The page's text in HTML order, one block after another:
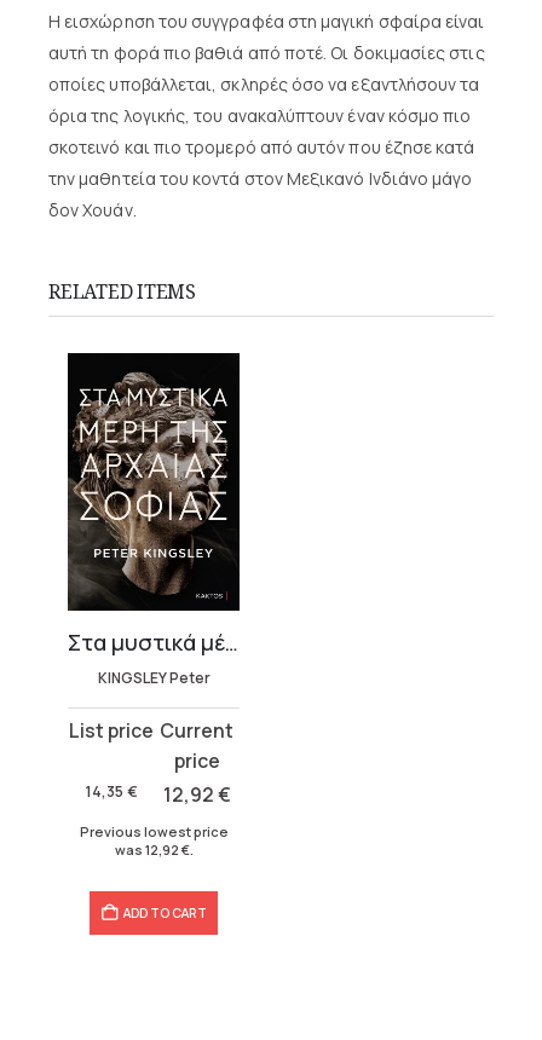
Η εισχώρηση του συγγραφέα στη μαγική σφαίρα είναι
αυτή τη φορά πιο βαθιά από ποτέ. Οι δοκιμασίες στις
οποίες υποβάλλεται, σκληρές όσο να εξαντλήσουν τα
όρια της λογικής, του ανακαλύπτουν έναν κόσμο πιο
σκοτεινό και πιο τρομερό από αυτόν που έζησε κατά
την μαθητεία του κοντά στον Μεξικανό Ινδιάνο μάγο
δον Χουάν.
RELATED ITEMS
Στα μυστικά μέρη της αρχαίας σοφίας
KINGSLEY Peter
14,35 €
Original
was:
12,92€
Current
is:
Previous lowest price
was 12,92 €.
ADD TO CART